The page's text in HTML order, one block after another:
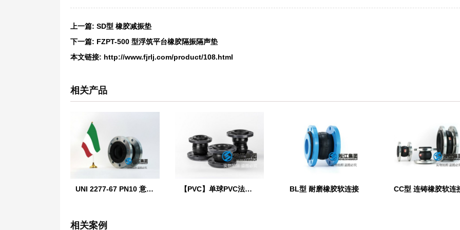
上一篇: SD型 橡胶减振垫
下一篇: FZPT-500 型浮筑平台橡胶隔振隔声垫
本文链接: http://www.fjrlj.com/product/108.html
相关产品
UNI 2277-67 PN10 意大利标准橡胶膨胀节 【PVC】单球PVC法兰橡胶接头 BL型 耐磨橡胶软连接 CC型 连铸橡胶软连
相关案例